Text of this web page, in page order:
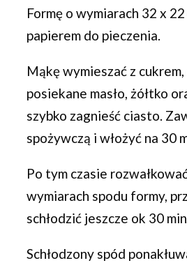
Formę o wymiarach 32 x
papierem do pieczenia.
Mąkę wymieszać z
posiekane masło, żółtko
szybko zagnieść ciasto.
spożywczą i włożyć na 30
Po tym czasie
wymiarach spodu formy,
schłodzić jeszcze ok 30
Schłodzony spód